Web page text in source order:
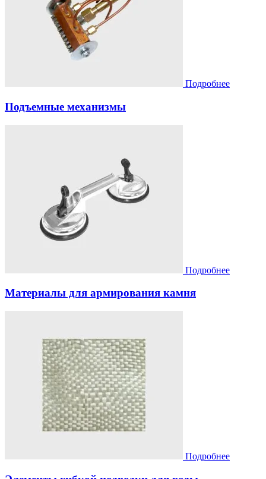
Подробнее
Подъeмные механизмы
Подробнее
Материалы для армирования камня
Подробнее